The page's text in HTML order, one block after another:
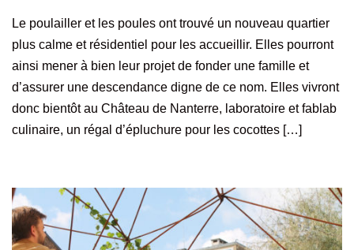
Le poulailler et les poules ont trouvé un nouveau quartier
plus calme et résidentiel pour les accueillir. Elles pourront
ainsi mener à bien leur projet de fonder une famille et
d’assurer une descendance digne de ce nom. Elles vivront
donc bientôt au Château de Nanterre, laboratoire et fablab
culinaire, un régal d’épluchure pour les cocottes […]